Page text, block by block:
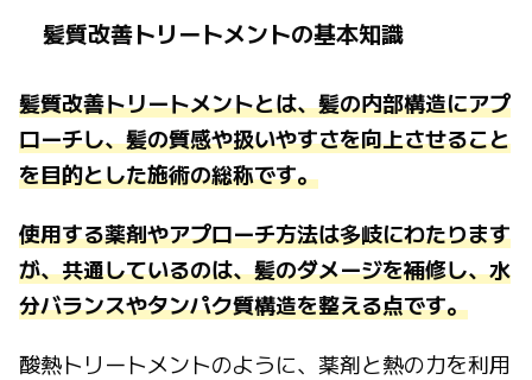
髪質改善トリートメントの基本知識
髪質改善トリートメントとは、髪の内部構造にアプ
ローチし、髪の質感や扱いやすさを向上させること
を目的とした施術の総称です。
使用する薬剤やアプローチ方法は多岐にわたります
が、共通しているのは、髪のダメージを補修し、水
分バランスやタンパク質構造を整える点です。
酸熱トリートメントのように、薬剤と熱の力を利用